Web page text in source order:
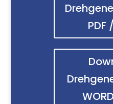
PDF